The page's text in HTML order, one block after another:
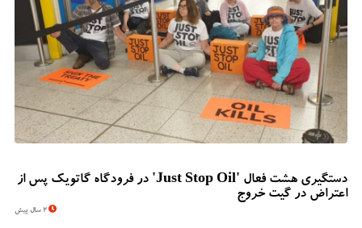
دستگیری هشت فعال 'Just Stop Oil' در فرودگاه گاتویک پس از
اعتراض در گیت خروج
2 سال پیش